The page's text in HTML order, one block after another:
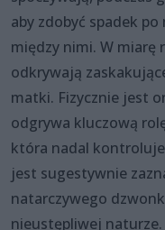
aby zdobyć spadek
między nimi. W miarę
odkrywają
matki. Fizycznie jest
odgrywa kluczową
która nadal kontroluje
jest sugestywnie
natarczywego
nieustępliwej naturze.